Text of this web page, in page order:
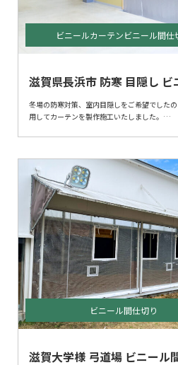
滋賀県長浜市 防寒 目隠し ビ
冬場の防寒対策、室内目隠しをご希望でした
用してカーテンを製作施工いたしました。
ビニールカーテンビニール間仕
滋賀大学様 弓道場 ビニール
ビニール間仕切り